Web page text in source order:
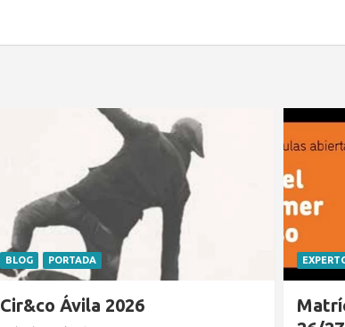
EXPERTOS EN NIÑOS
Matrículas abiertas curso
CLUB
El